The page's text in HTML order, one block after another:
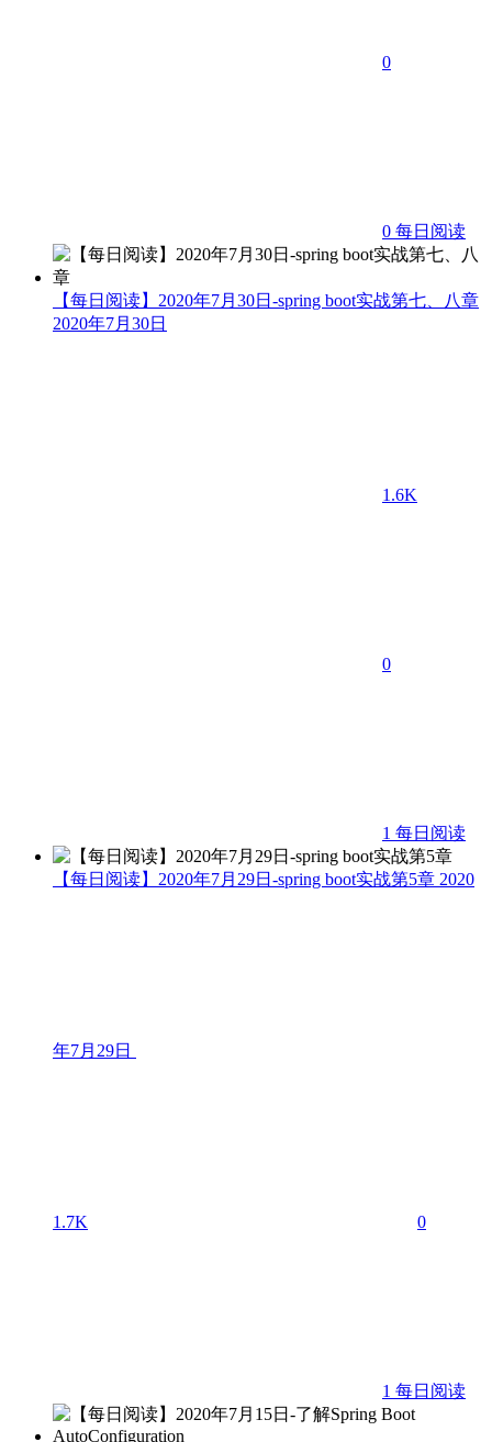
0
0 每日阅读
【每日阅读】2020年7月30日-spring boot实战第七、八章
2020年7月30日
1.6K
0
1 每日阅读
【每日阅读】2020年7月29日-spring boot实战第5章 2020
年7月29日
1.7K 0
1 每日阅读